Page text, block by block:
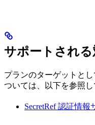
サポートされる
プランのターゲットと
ついては、以下を参照
SecretRef 認証情報